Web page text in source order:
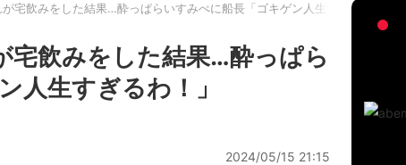
宅飲みをした結果…酔っぱらいすみぺに船長「ゴキゲン人生すぎるわ！」
宅飲みをした結果…酔っぱら
人生すぎるわ！」
2024/05/15 21:15